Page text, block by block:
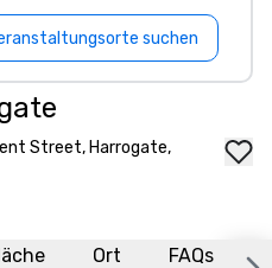
suchen
Street, Harrogate,
Ort FAQs